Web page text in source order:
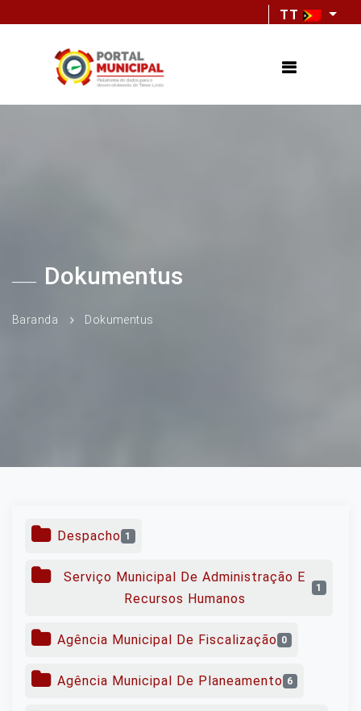
TT
Dokumentus
Baranda Dokumentus
Despacho 1
Serviço Municipal De Administração E
Recursos Humanos
1
Agência Municipal De Fiscalização 0
Agência Municipal De Planeamento 6